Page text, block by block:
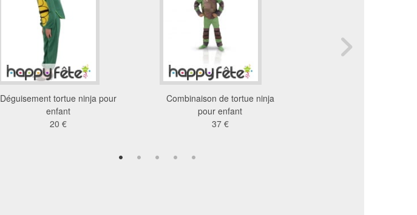
Déguisement tortue ninja pour
enfant
20 €
Combinaison de tortue ninja
pour enfant
37 €